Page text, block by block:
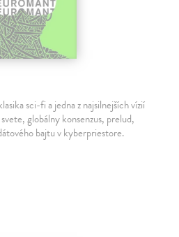
sci-fi a jedna z najsilnejších vízií
globálny konsenzus, prelud,
bajtu v kyberpriestore.